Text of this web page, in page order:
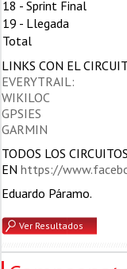
18 - Sprint Final
19 - Llegada
Total
LINKS CON EL
EVERYTRAIL:
WIKILOC
GPSIES
GARMIN
TODOS LOS
ENhttps://
Eduardo Páramo.
Ver Resultados